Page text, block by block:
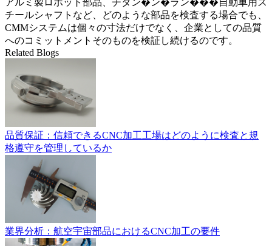
アルミ製ロボット部品
チタン�ン�ラン���自動車用ス
チールシャフト など、どのような部品を検査する場合でも、
CMMシステムは個々の寸法だけでなく、企業としての品質
へのコミットメントそのものを検証し続けるのです。
Related Blogs
品質保証：信頼できるCNC加工工場はどのように検査と規
格遵守を管理しているか
業界分析：航空宇宙部品におけるCNC加工の要件